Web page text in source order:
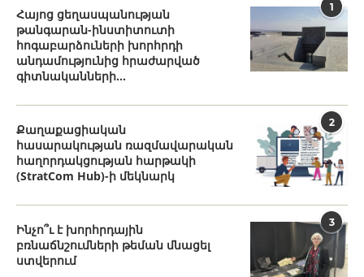
1
Հայոց ցեղասպանության
թանգարան-ինստիտուտի
հոգաբարձուների խորհրդի
անդամությունից հրաժարված
գիտնականների...
2
Քաղաքացիական
հասարակության ռազմավարական
հաղորդակցության հարթակի
(StratCom Hub)-ի մեկնարկ
3
Ինչո՞ւ է խորհրդային
բռնաճնշումների թեման մնացել
ստվերում